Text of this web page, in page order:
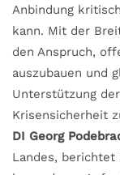
Anbindung
kann. Mit der
den Anspruch,
auszubauen und
Unterstützung
Krisensicherheit
DI Georg
Landes, berichtet